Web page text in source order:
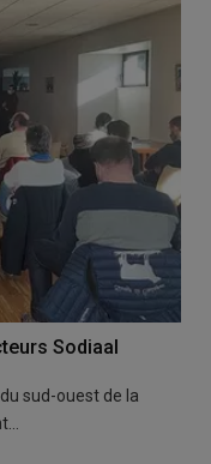
Sodiaal
sud-ouest de la